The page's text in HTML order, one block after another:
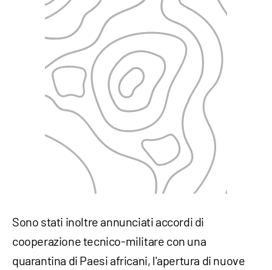
Sono stati inoltre annunciati accordi di
cooperazione tecnico-militare con una
quarantina di Paesi africani, l'apertura di nuove